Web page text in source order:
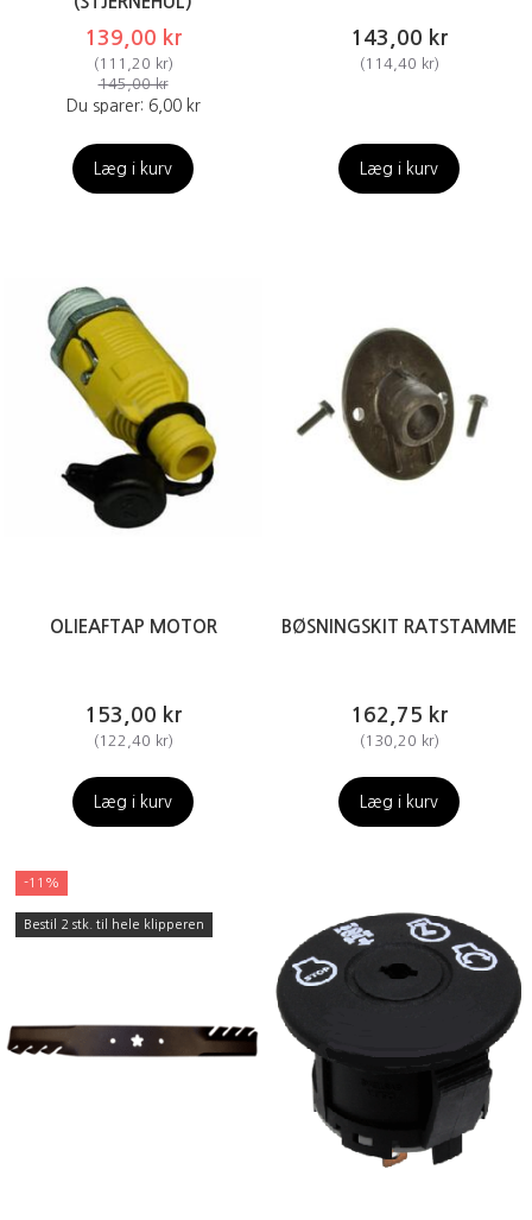
139,00 kr
( 111,20 kr)
145,00 kr
Du sparer: 6,00 kr
Læg i kurv
143,00 kr
( 114,40 kr)
Læg i kurv
OLIEAFTAP MOTOR
153,00 kr
( 122,40 kr)
Læg i kurv
BØSNINGSKIT RATSTAMME
162,75 kr
( 130,20 kr)
Læg i kurv
-11%
Bestil 2 stk. til hele klipperen